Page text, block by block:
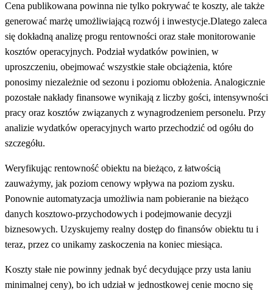
Cena publikowana powinna nie tylko pokrywać te koszty, ale także
generować marżę umożliwiającą rozwój i inwestycje.Dlatego zaleca
się dokładną analizę progu rentowności oraz stałe monitorowanie
kosztów operacyjnych. Podział wydatków powinien, w
uproszczeniu, obejmować wszystkie stałe obciążenia, które
ponosimy niezależnie od sezonu i poziomu obłożenia. Analogicznie
pozostałe nakłady finansowe wynikają z liczby gości, intensywności
pracy oraz kosztów związanych z wynagrodzeniem personelu. Przy
analizie wydatków operacyjnych warto przechodzić od ogółu do
szczegółu.
Weryfikując rentowność obiektu na bieżąco, z łatwością
zauważymy, jak poziom cenowy wpływa na poziom zysku.
Ponownie automatyzacja umożliwia nam pobieranie na bieżąco
danych kosztowo-przychodowych i podejmowanie decyzji
biznesowych. Uzyskujemy realny dostęp do finansów obiektu tu i
teraz, przez co unikamy zaskoczenia na koniec miesiąca.
Koszty stałe nie powinny jednak być decydujące przy usta laniu
minimalnej ceny), bo ich udział w jednostkowej cenie mocno się